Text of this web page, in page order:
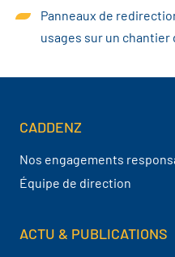
Panneaux de
usages sur un
Navigation pied de page
CADDENZ
Nos engagements
Équipe de direction
ACTU & PUBLICATIONS